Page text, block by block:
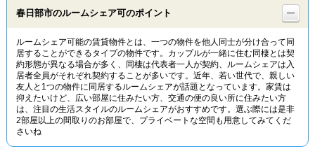
TOP
春日部市のルームシェア可のポイント
ルームシェア可能の賃貸物件とは、一つの物件を他人同士が分け合って同
居することができるタイプの物件です。カップルが一緒に住む同棲とは契
約形態が異なる場合が多く、同棲は代表者一人が契約、ルームシェアは入
居者全員がそれぞれ契約することが多いです。近年、若い世代で、親しい
友人と1つの物件に同居するルームシェアが話題となっています。家賃は
抑えたいけど、広い部屋に住みたい方、交通の便の良い所に住みたい方
は、注目の生活スタイルのルームシェアがおすすめです。選ぶ際には是非
2部屋以上の間取りのお部屋で、プライベートな空間も用意してみてくだ
さいね